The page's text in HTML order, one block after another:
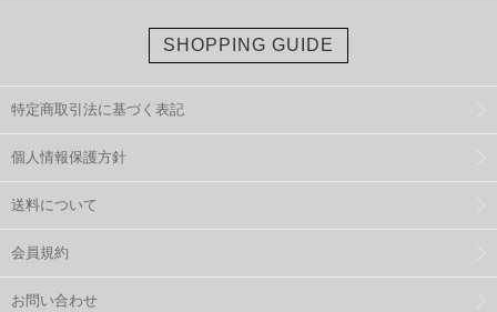
SHOPPING GUIDE
特定商取引法に基づく表記
個人情報保護方針
送料について
会員規約
お問い合わせ